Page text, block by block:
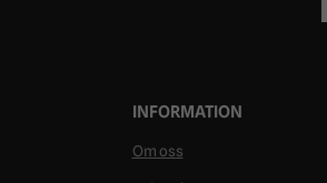
INFORMATION
Om oss